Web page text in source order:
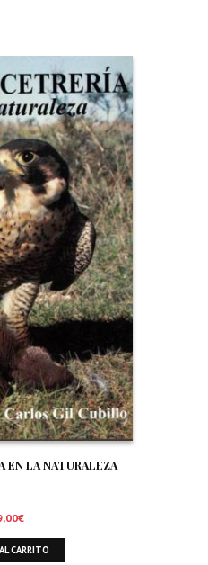
EN LA NATURALEZA
€
CARRITO